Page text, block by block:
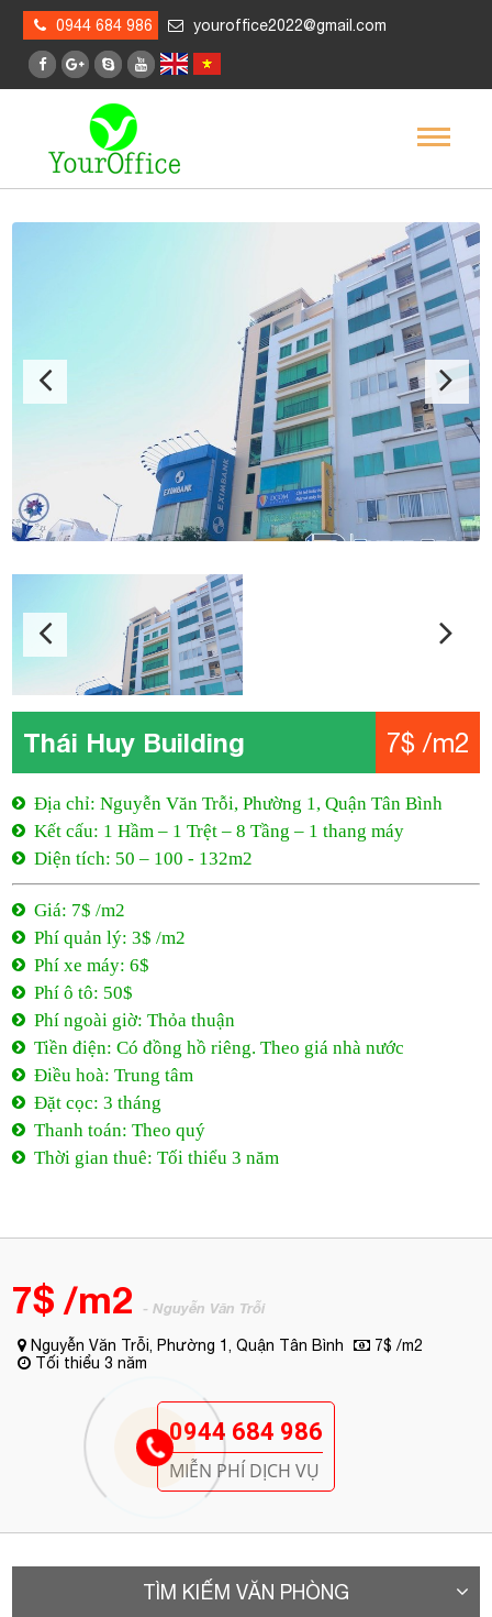
0944 684 986 youroffice2022@gmail.com
Thái Huy Building 7$ /m2
Địa chỉ: Nguyễn Văn Trỗi, Phường 1, Quận Tân Bình
Kết cấu: 1 Hầm – 1 Trệt – 8 Tầng – 1 thang máy
Diện tích: 50 – 100 - 132m2
Giá: 7$ /m2
Phí quản lý: 3$ /m2
Phí xe máy: 6$
Phí ô tô: 50$
Phí ngoài giờ: Thỏa thuận
Tiền điện: Có đồng hồ riêng. Theo giá nhà nước
Điều hoà: Trung tâm
Đặt cọc: 3 tháng
Thanh toán: Theo quý
Thời gian thuê: Tối thiểu 3 năm
7$ /m2 - Nguyễn Văn Trỗi
Nguyễn Văn Trỗi, Phường 1, Quận Tân Bình
7$ /m2
Tối thiểu 3 năm
0944 684 986
MIỄN PHÍ DỊCH VỤ
TÌM KIẾM VĂN PHÒNG